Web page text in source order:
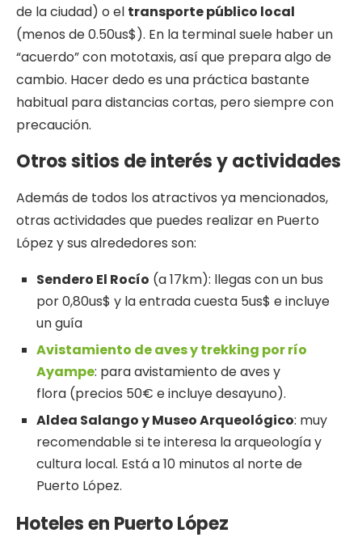
de la ciudad) o el transporte público local
(menos de 0.50us$). En la terminal suele haber un
“acuerdo” con mototaxis, así que prepara algo de
cambio. Hacer dedo es una práctica bastante
habitual para distancias cortas, pero siempre con
precaución.
Otros sitios de interés y actividades
Además de todos los atractivos ya mencionados,
otras actividades que puedes realizar en Puerto
López y sus alrededores son:
Sendero El Rocío (a 17km): llegas con un bus
por 0,80us$ y la entrada cuesta 5us$ e incluye
un guía
Avistamiento de aves y trekking por río
Ayampe: para avistamiento de aves y
flora (precios 50€ e incluye desayuno).
Aldea Salango y Museo Arqueológico: muy
recomendable si te interesa la arqueología y
cultura local. Está a 10 minutos al norte de
Puerto López.
Hoteles en Puerto López